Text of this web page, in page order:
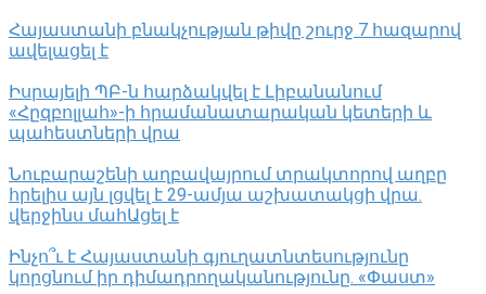
Հայաստանի բնակչության թիվը շուրջ 7 հազարով
ավելացել է
Իսրայելի ՊԲ-ն հարձակվել է Լիբանանում
«Հըզբոլլահ»-ի հրամանատարական կետերի և
պահեստների վրա
Նուբարաշենի աղբավայրում տրակտորով աղբը
հրելիս այն լցվել է 29-ամյա աշխատակցի վրա.
վերջինս մահԱցել է
Ինչո՞ւ է Հայաստանի գյուղատնտեսությունը
կորցնում իր դիմադրողականությունը. «Փաստ»